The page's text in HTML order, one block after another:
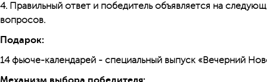
4. Правильный ответ и победитель объявляется на
вопросов.
Подарок:
14 фьюче-календарей - специальный выпуск «Вечерний